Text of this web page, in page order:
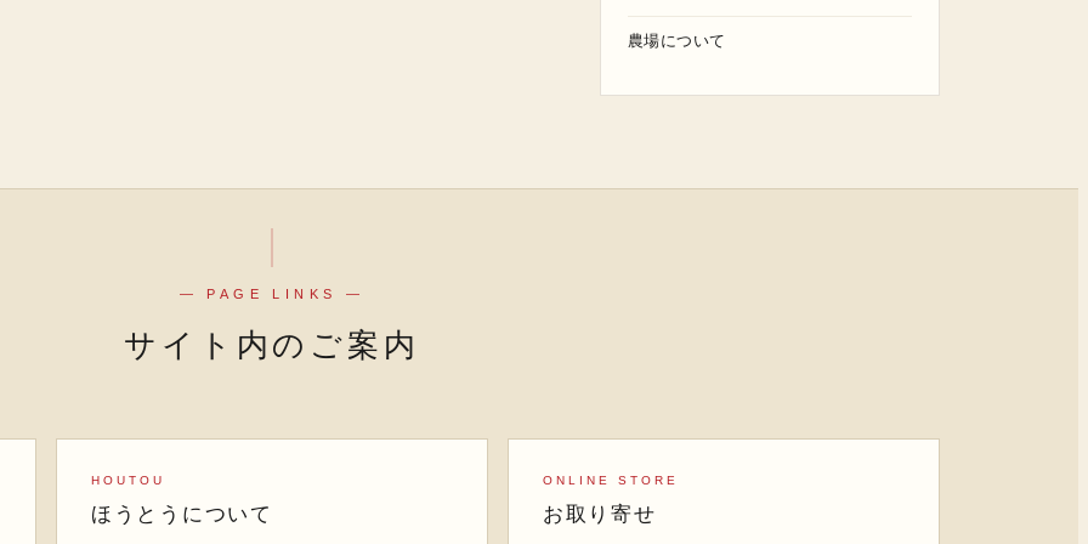
農場について
— PAGE LINKS —
サイト内のご案内
HOUTOU
ほうとうについて
ONLINE STORE
お取り寄せ